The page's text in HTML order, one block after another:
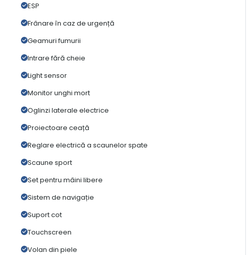
ESP
Frânare în caz de urgență
Geamuri fumurii
Intrare fără cheie
Light sensor
Monitor unghi mort
Oglinzi laterale electrice
Proiectoare ceață
Reglare electrică a scaunelor spate
Scaune sport
Set pentru mâini libere
Sistem de navigație
Suport cot
Touchscreen
Volan din piele